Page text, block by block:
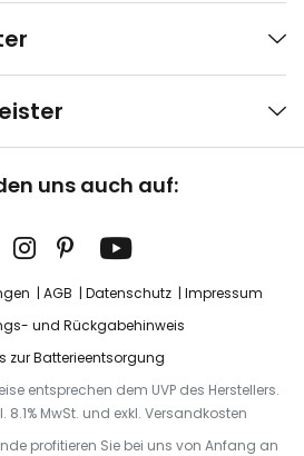
uns auch auf:
AGB Datenschutz
Impressum
und Rückgabehinweis
zur Batterieentsorgung
entsprechen dem UVP des Herstellers.
8.1% MwSt. und exkl. Versandkosten
profitieren Sie bei uns von Anfang an